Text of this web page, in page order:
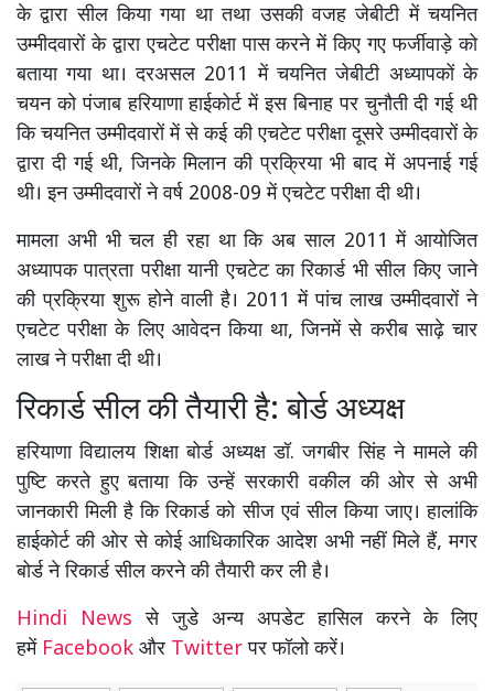
के द्वारा सील किया गया था तथा उसकी वजह जेबीटी में चयनित
उम्मीदवारों के द्वारा एचटेट परीक्षा पास करने में किए गए फर्जीवाड़े को
बताया गया था। दरअसल 2011 में चयनित जेबीटी अध्यापकों के
चयन को पंजाब हरियाणा हाईकोर्ट में इस बिनाह पर चुनौती दी गई थी
कि चयनित उम्मीदवारों में से कई की एचटेट परीक्षा दूसरे उम्मीदवारों के
द्वारा दी गई थी, जिनके मिलान की प्रक्रिया भी बाद में अपनाई गई
थी। इन उम्मीदवारों ने वर्ष 2008-09 में एचटेट परीक्षा दी थी।
मामला अभी भी चल ही रहा था कि अब साल 2011 में आयोजित
अध्यापक पात्रता परीक्षा यानी एचटेट का रिकार्ड भी सील किए जाने
की प्रक्रिया शुरू होने वाली है। 2011 में पांच लाख उम्मीदवारों ने
एचटेट परीक्षा के लिए आवेदन किया था, जिनमें से करीब साढ़े चार
लाख ने परीक्षा दी थी।
रिकार्ड सील की तैयारी है: बोर्ड अध्यक्ष
हरियाणा विद्यालय शिक्षा बोर्ड अध्यक्ष डॉ. जगबीर सिंह ने मामले की
पुष्टि करते हुए बताया कि उन्हें सरकारी वकील की ओर से अभी
जानकारी मिली है कि रिकार्ड को सीज एवं सील किया जाए। हालांकि
हाईकोर्ट की ओर से कोई आधिकारिक आदेश अभी नहीं मिले हैं, मगर
बोर्ड ने रिकार्ड सील करने की तैयारी कर ली है।
Hindi Newsसे जुडे अन्य अपडेट हासिल करने के लिए
हमें Facebook और Twitterपर फॉलो करें।